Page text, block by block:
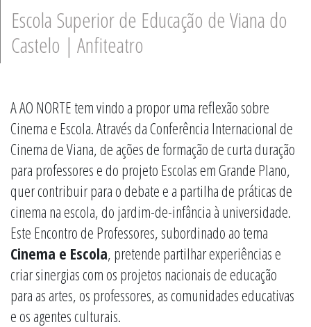
Escola Superior de Educação de Viana do
Castelo | Anfiteatro
A AO NORTE tem vindo a propor uma reflexão sobre
Cinema e Escola. Através da Conferência Internacional de
Cinema de Viana, de ações de formação de curta duração
para professores e do projeto Escolas em Grande Plano,
quer contribuir para o debate e a partilha de práticas de
cinema na escola, do jardim-de-infância à universidade.
Este Encontro de Professores, subordinado ao tema
Cinema e Escola, pretende partilhar experiências e
criar sinergias com os projetos nacionais de educação
para as artes, os professores, as comunidades educativas
e os agentes culturais.